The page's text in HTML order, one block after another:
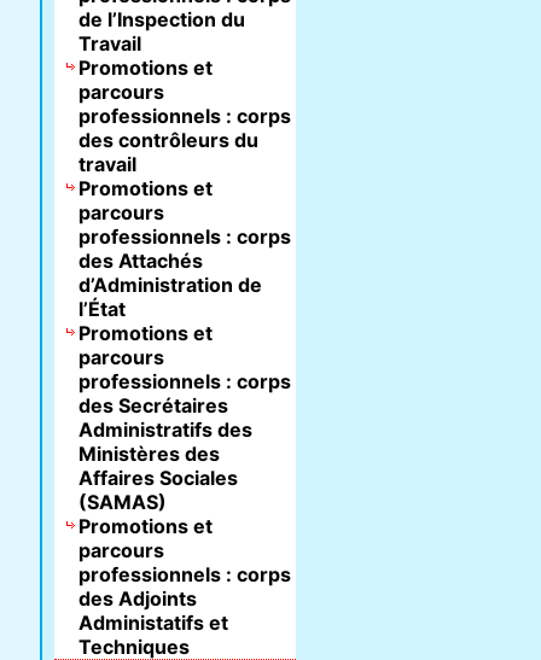
de l’Inspection du
Travail
Promotions et
parcours
professionnels : corps
des contrôleurs du
travail
Promotions et
parcours
professionnels : corps
des Attachés
d’Administration de
l’État
Promotions et
parcours
professionnels : corps
des Secrétaires
Administratifs des
Ministères des
Affaires Sociales
(SAMAS)
Promotions et
parcours
professionnels : corps
des Adjoints
Administatifs et
Techniques